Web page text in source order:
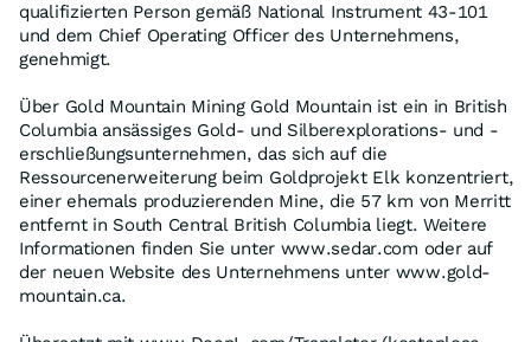
qualifizierten Person gemäß National Instrument 43-101
und dem Chief Operating Officer des Unternehmens,
genehmigt.
Über Gold Mountain Mining Gold Mountain ist ein in British
Columbia ansässiges Gold- und Silberexplorations- und -
erschließungsunternehmen, das sich auf die
Ressourcenerweiterung beim Goldprojekt Elk konzentriert,
einer ehemals produzierenden Mine, die 57 km von Merritt
entfernt in South Central British Columbia liegt. Weitere
Informationen finden Sie unter www.sedar.com oder auf
der neuen Website des Unternehmens unter www.gold-
mountain.ca.